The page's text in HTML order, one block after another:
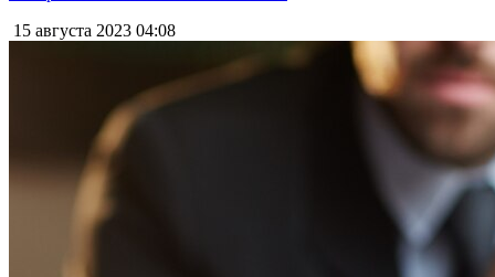
15 августа 2023 04:08